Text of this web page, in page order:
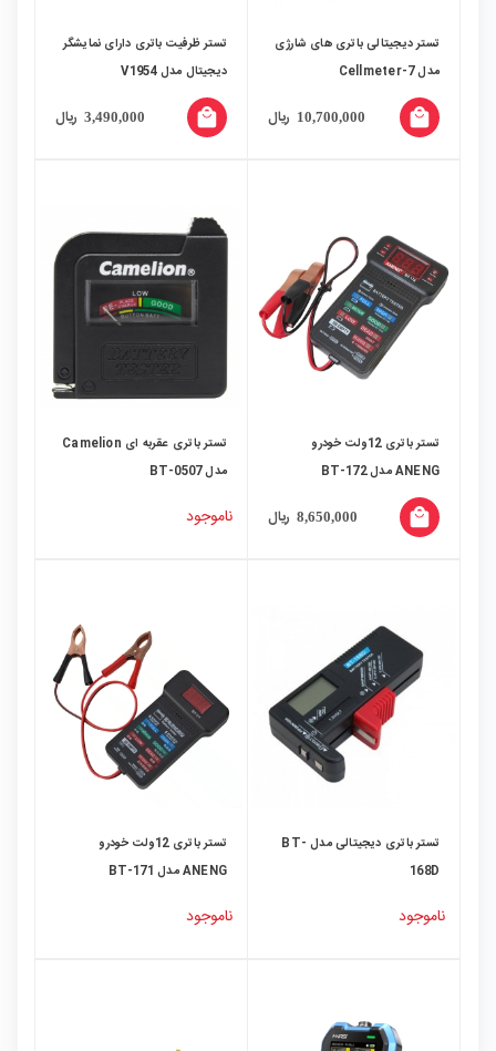
تستر دیجیتالی باتری های شارژی
مدل Cellmeter-7
10,700,000 ریال local_mall
تستر ظرفیت باتری دارای نمایشگر
دیجیتال مدل V1954
3,490,000 ریال local_mall
تستر باتری 12ولت خودرو
ANENG مدل BT-172
8,650,000 ریال local_mall
تستر باتری عقربه ای Camelion
مدل BT-0507
ناموجود
تستر باتری دیجیتالی مدل BT-
168D
ناموجود
تستر باتری 12ولت خودرو
ANENG مدل BT-171
ناموجود